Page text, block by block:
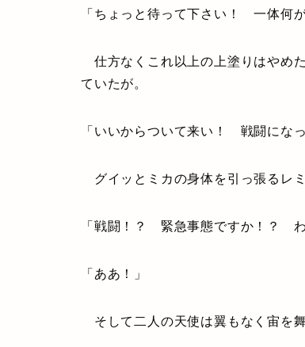
「ちょっと待って下さい！ 一体何が
仕方なくこれ以上の上塗りはやめ
ていたが。
「いいからついて来い！ 戦闘にな
グイッとミカの身体を引っ張るレ
「戦闘！？ 緊急事態ですか！？
「ああ！」
そして二人の天使は翼もなく宙を舞